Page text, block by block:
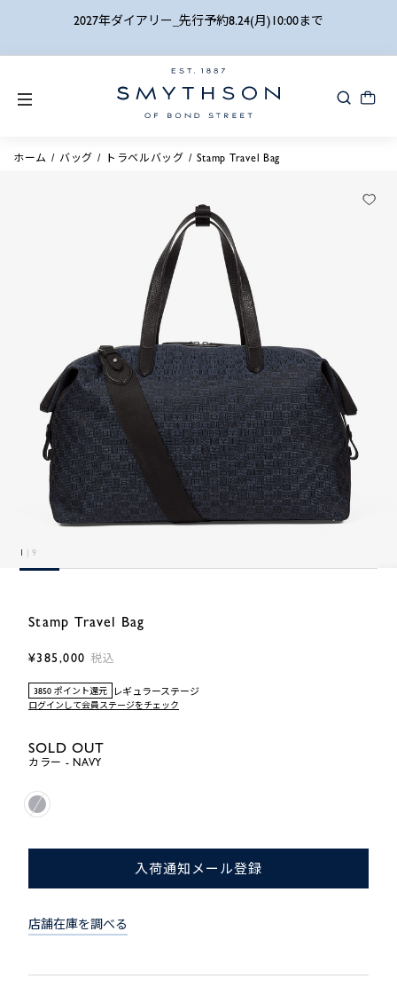
2027年ダイアリー_先行予約8.24(月)10:00まで
ホーム バッグ トラベルバッグ Stamp Travel Bag
1 | 9
Stamp Travel Bag
¥385,000 税込
3850 ポイント還元 レギュラーステージ
ログインして会員ステージをチェック
SOLD OUT
カラー - NAVY
入荷通知メール登録
店舗在庫を調べる